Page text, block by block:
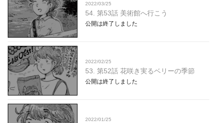
2022/03/25
54. 第53話 美術館へ行こう
公開は終了しました
2022/02/25
53. 第52話 花咲き実るベリーの季節
公開は終了しました
2022/01/25